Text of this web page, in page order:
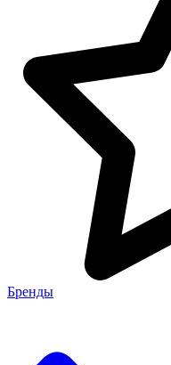
Бренды